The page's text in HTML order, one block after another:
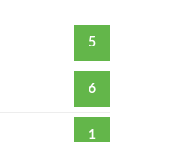
5
6
1